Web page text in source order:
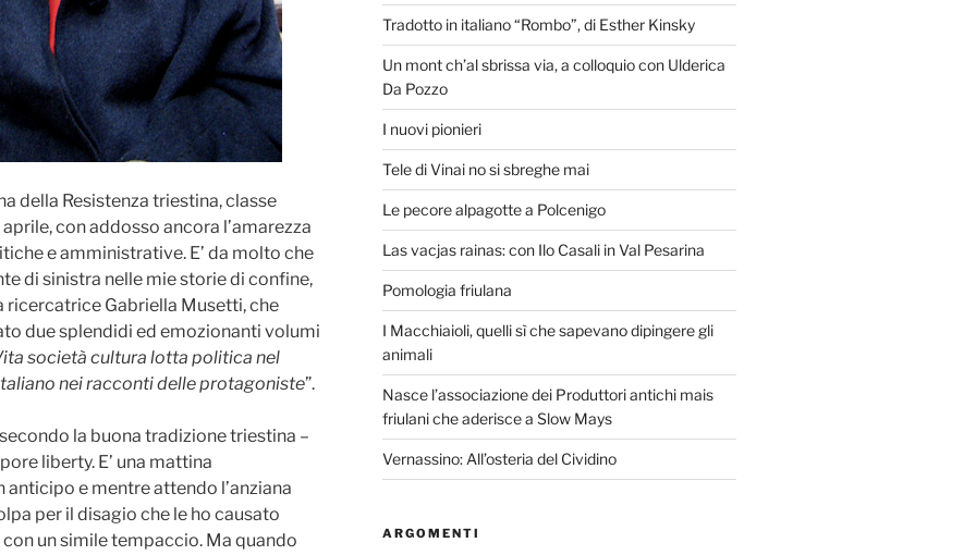
della Resistenza triestina, classe
con addosso ancora l’amarezza
e amministrative. E’ da molto che
di sinistra nelle mie storie di confine,
ricercatrice Gabriella Musetti, che
due splendidi ed emozionanti volumi
società cultura lotta politica nel
nei racconti delle protagoniste”.
la buona tradizione triestina –
liberty. E’ una mattina
e mentre attendo l’anziana
per il disagio che le ho causato
un simile tempaccio. Ma quando
Tradotto in italiano “Rombo”, di Esther Kinsky
Un mont ch’al sbrissa via, a colloquio con Ulderica
Da Pozzo
I nuovi pionieri
Tele di Vinai no si sbreghe mai
Le pecore alpagotte a Polcenigo
Las vacjas rainas: con Ilo Casali in Val Pesarina
Pomologia friulana
I Macchiaioli, quelli sì che sapevano dipingere gli
animali
Nasce l’associazione dei Produttori antichi mais
friulani che aderisce a Slow Mays
Vernassino: All’osteria del Cividino
ARGOMENTI